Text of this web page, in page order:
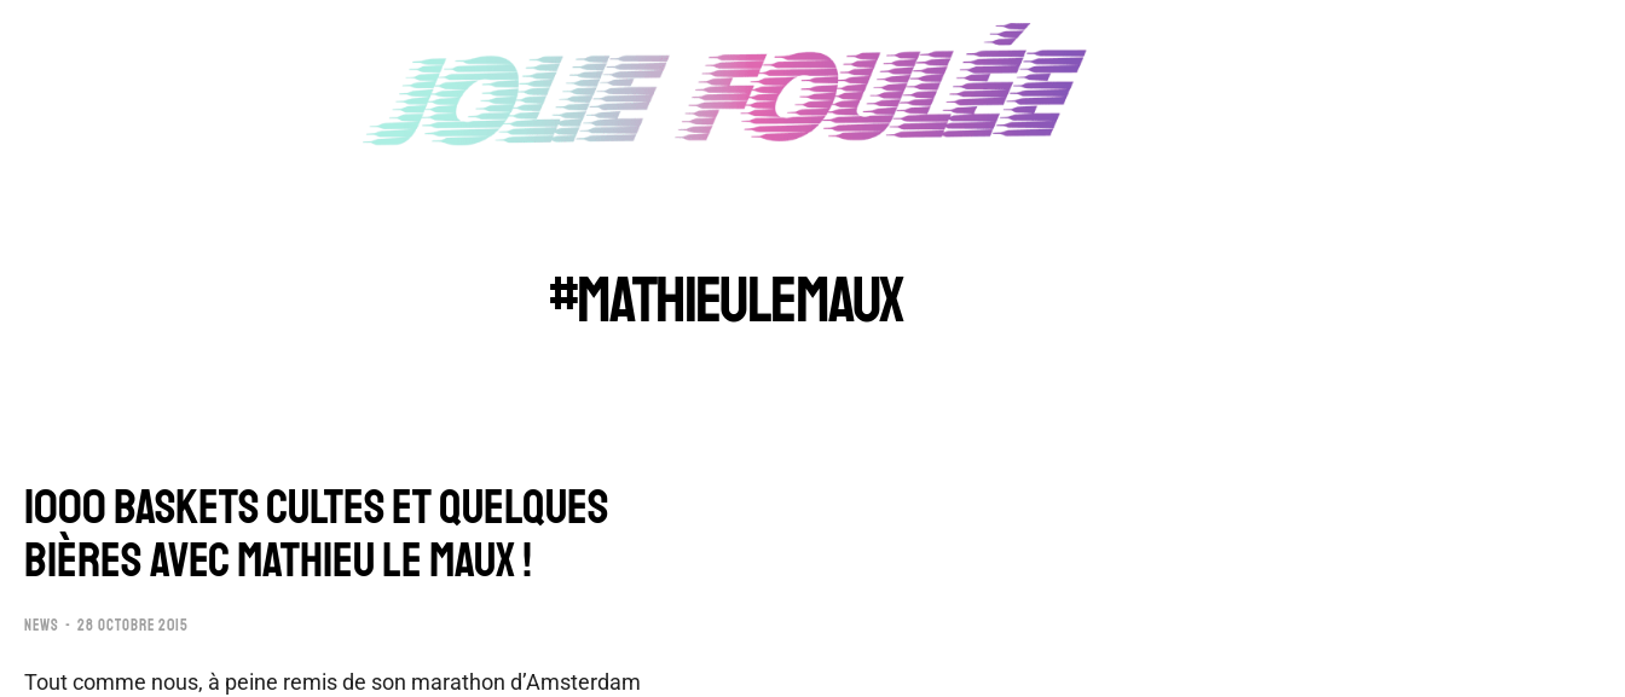
#MATHIEULEMAUX
1000 BASKETS CULTES ET QUELQUES
BIÈRES AVEC MATHIEU LE MAUX !
NEWS 28 OCTOBRE 2015
Tout comme nous, à peine remis de son marathon d’Amsterdam